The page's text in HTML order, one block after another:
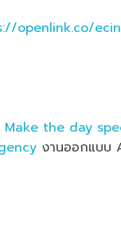
openlink.co/
Make the day
งานออกแบบ